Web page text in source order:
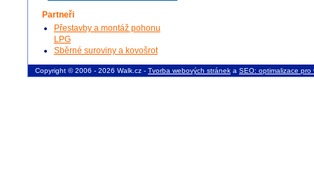
Partneři
Přestavby a montáž pohonu
LPG
Sběrné suroviny a kovošrot
Copyright © 2006 - 2026 Walk.cz - Tvorba webových stránek a SEO: optimalizace pro